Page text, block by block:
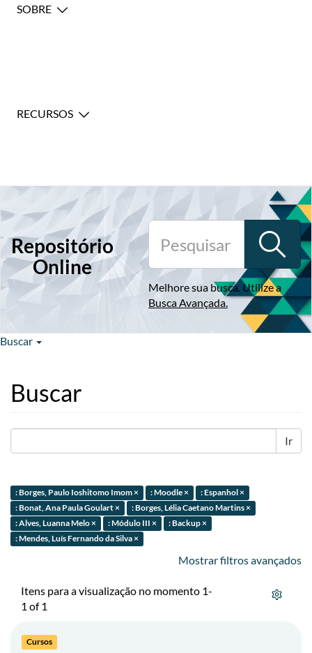
SOBRE
RECURSOS
Repositório
Online
Melhore sua busca. Utilize a
Busca Avançada.
Buscar
Buscar
Ir
: Borges, Paulo Ioshitomo Imom × : Moodle ×
: Espanhol ×
: Bonat, Ana Paula Goulart ×
: Borges, Lélia Caetano Martins ×
: Alves, Luanna Melo ×
: Módulo III ×
: Backup ×
: Mendes, Luís Fernando da Silva ×
Mostrar filtros avançados
Itens para a visualização no momento 1-
1 of 1
Cursos